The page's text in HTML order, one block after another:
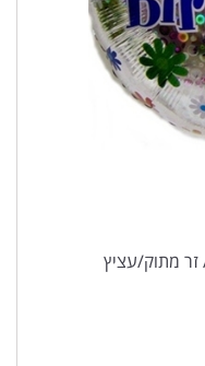
זר מתוק/עציץ